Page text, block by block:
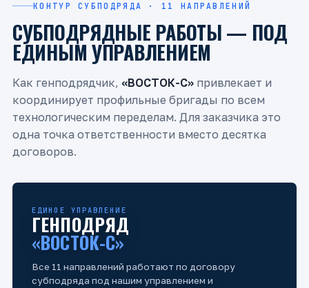
КОНТУР СУБПОДРЯДА · 11 НАПРАВЛЕНИЙ
СУБПОДРЯДНЫЕ РАБОТЫ — ПОД
ЕДИНЫМ УПРАВЛЕНИЕМ
Как генподрядчик, «ВОСТОК-С» привлекает и
координирует профильные бригады по всем
технологическим переделам. Для заказчика это
одна точка ответственности вместо десятка
договоров.
ЕДИНОЕ УПРАВЛЕНИЕ
ГЕНПОДРЯД
«ВОСТОК-С»
Все 11 направлений работают по договору
субподряда под нашим управлением и